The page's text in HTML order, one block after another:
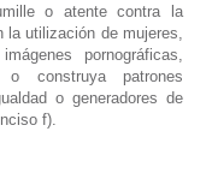
o atente contra la
utilización de mujeres,
pornográficas,
construya patrones
o generadores de
f).